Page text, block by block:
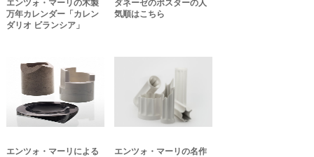
エンツォ・マーリの木製
万年カレンダー「カレン
ダリオ ビランシア」
ダネーゼのポスターの人
気順はこちら
エンツォ・マーリによる
エンツォ・マーリの名作